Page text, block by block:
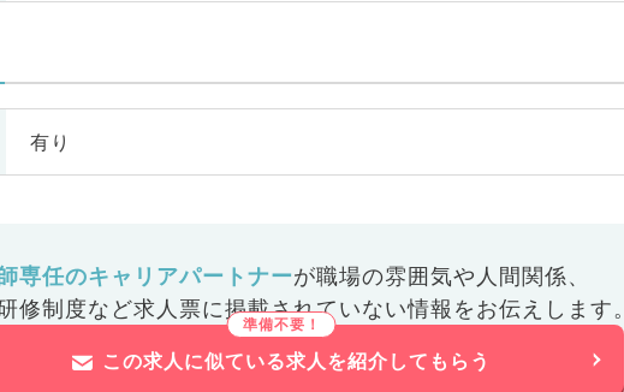
有り
専任のキャリアパートナーが職場の雰囲気や人間関係、
修制度など求人票に掲載されていない情報をお伝えします。
この求人に似ている求人を紹介してもらう